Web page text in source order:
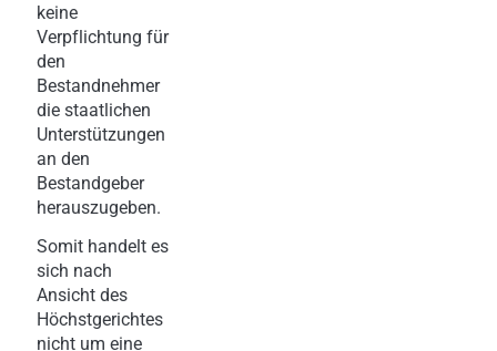
keine
Verpflichtung für
den
Bestandnehmer
die staatlichen
Unterstützungen
an den
Bestandgeber
herauszugeben.
Somit handelt es
sich nach
Ansicht des
Höchstgerichtes
nicht um eine